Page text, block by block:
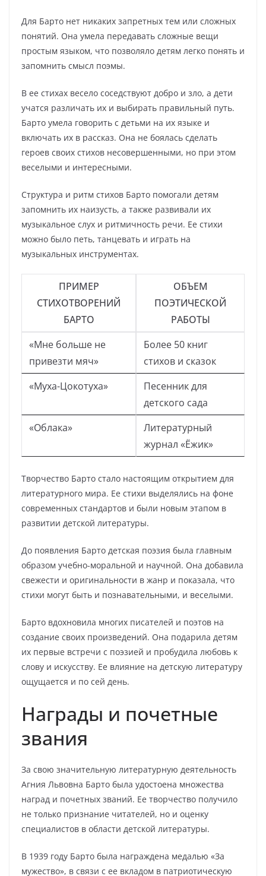
Для Барто нет никаких запретных тем или сложных
понятий. Она умела передавать сложные вещи
простым языком, что позволяло детям легко понять и
запомнить смысл поэмы.
В ее стихах весело соседствуют добро и зло, а дети
учатся различать их и выбирать правильный путь.
Барто умела говорить с детьми на их языке и
включать их в рассказ. Она не боялась сделать
героев своих стихов несовершенными, но при этом
веселыми и интересными.
Структура и ритм стихов Барто помогали детям
запомнить их наизусть, а также развивали их
музыкальное слух и ритмичность речи. Ее стихи
можно было петь, танцевать и играть на
музыкальных инструментах.
ПРИМЕР
СТИХОТВОРЕНИЙ
БАРТО
ОБЪЕМ
ПОЭТИЧЕСКОЙ
РАБОТЫ
«Мне больше не
привезти мяч»
Более 50 книг
стихов и сказок
«Муха-Цокотуха»
Песенник для
детского сада
«Облака»
Литературный
журнал «Ёжик»
Творчество Барто стало настоящим открытием для
литературного мира. Ее стихи выделялись на фоне
современных стандартов и были новым этапом в
развитии детской литературы.
До появления Барто детская поэзия была главным
образом учебно-моральной и научной. Она добавила
свежести и оригинальности в жанр и показала, что
стихи могут быть и познавательными, и веселыми.
Барто вдохновила многих писателей и поэтов на
создание своих произведений. Она подарила детям
их первые встречи с поэзией и пробудила любовь к
слову и искусству. Ее влияние на детскую литературу
ощущается и по сей день.
Награды и почетные
звания
За свою значительную литературную деятельность
Агния Львовна Барто была удостоена множества
наград и почетных званий. Ее творчество получило
не только признание читателей, но и оценку
специалистов в области детской литературы.
В 1939 году Барто была награждена медалью «За
мужество», в связи с ее вкладом в патриотическую